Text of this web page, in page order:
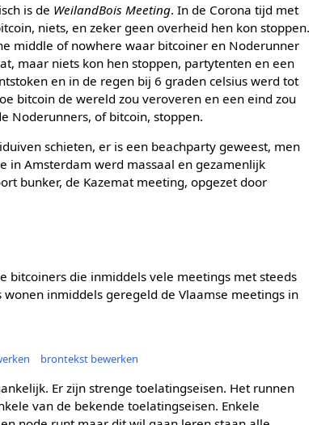
is de WeilandBois Meeting. In de Corona tijd met
niets, en zeker geen overheid hen kon stoppen.
middle of nowhere waar bitcoiner en Noderunner
maar niets kon hen stoppen, partytenten en een
en in de regen bij 6 graden celsius werd tot
bitcoin de wereld zou veroveren en een eind zou
Noderunners, of bitcoin, stoppen.
schieten, er is een beachparty geweest, men
in Amsterdam werd massaal en gezamenlijk
bunker, de Kazemat meeting, opgezet door
bitcoiners die inmiddels vele meetings met steeds
inmiddels geregeld de Vlaamse meetings in
brontekst bewerken
Er zijn strenge toelatingseisen. Het runnen
van de bekende toelatingseisen. Enkele